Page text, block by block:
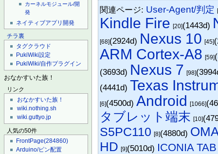
カーネルモジュール/開
発
ネイティブアプリ開発
チラ裏
タグクラウド
PukiWiki設定
PukiWiki/自作プラグイン
おなかすいた族！
リンク
おなかすいた族！
wiki.nothing.sh
wiki.guttyo.jp
人気の50件
FrontPage(284860)
Arduino/ピン配置
関連ページ: User-Agent/判定
Kindle Fire [20](1443d)
[68](2924d) Nexus 10 [45]
ARM Cortex-A8 [59]
(3693d) Nexus 7 [98]
(4441d) Texas
[6](4500d)Android [1066]
タブレット端末 [10]
S5PC110 [8](4880d)
HD [9](5010d) ICONIA